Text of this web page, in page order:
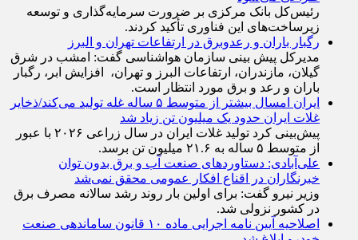
رئیس‌کل بانک مرکزی بر ضرورت سرمایه‌گذاری و توسعه
زیرساخت‌های این فناوری تأکید کردند.
رگبار باران و رعدوبرق در ارتفاعات تهران و البرز
مدیرکل پیش بینی سازمان هواشناسی گفت: امشب در شرق
گیلان، مازندران، ارتفاعات البرز و تهران، افزایش ابر، رگبار
باران و رعد و برق مورد انتظار است.
ایران امسال بیشتر از متوسط ۵ ساله غله تولید می‌کند/ذخایر
غلات ایران حدود یک میلیون تن زیاد شد
پیش‌بینی کرد تولید غلات ایران در سال زراعی ۲۰۲۶ با عبور
از متوسط ۵ ساله به ۲۱.۶ میلیون تن برسد.
علی‌آبادی: دستاورد‌های صنعت آب و برق بدون توان
خبرنگاران در اقناع افکار عمومی محقق نمی‌شد
وزیر نیرو گفت: برای اولین بار روند رشد سالانه مصرف برق
در کشور نزولی شد.
اصلاحیه آیین نامه اجرایی ماده ۱۰ قانون ساماندهی صنعت